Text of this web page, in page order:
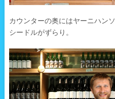
カウンターの奥にはヤーニハン
シードルがずらり。